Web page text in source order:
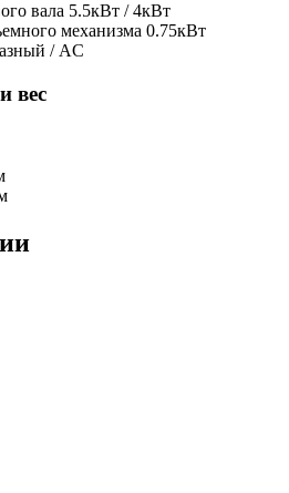
вала 5.5кВт / 4кВт
механизма 0.75кВт
/ AC
вес